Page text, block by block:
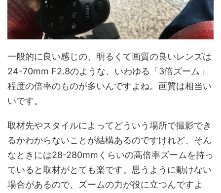
一般的に良い感じの、明るくて画質の良いレンズは
24-70mm F2.8のような、いわゆる「3倍ズーム」
程度の倍率のものが多いんですよね。画質は相当い
いです。
取材先やスタイルによってどういう場所で撮影でき
るかわからないことが結構あるのですけれど、そん
なときには28-280mmくらいの高倍率ズームを持っ
ていると取材がとても楽です。思うように動けない
場合があるので、ズームの力が役に立つんですよ